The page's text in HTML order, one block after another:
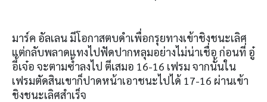
มาร์ค อัลเลน มีโอกาสตบดำเพื่อกรุยทางเข้าชิงชนะเลิศ
แต่กลับพลาดแทงไปฟัดปากหลุมอย่างไม่น่าเชื่อ ก่อนที่ อู๋
อี้เจ๋อ จะตามซ้ำลงไป ตีเสมอ 16-16 เฟรม จากนั้นใน
เฟรมตัดสินเขาก็ปาดหน้าเอาชนะไปได้ 17-16 ผ่านเข้า
ชิงชนะเลิศสำเร็จ